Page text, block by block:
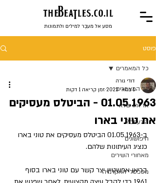
theBeaTles.co.il
מסע אל מעבֶר למילים ולתמונות
פוסט
כל המאמרים
אז זהו שלא
הידעתם?
חיפושונים
מאחורי השירים
מספסלי האקדמיה
כל המאמרים
01.05.1963 - הביטלס מעסיקים
את טוני בארו
דודי גורה
1 במאי 2022
זמן קריאה 1 דקות
ב-01.05.1963 הביטלס מעסיקים את טוני בארו
כנציג העיתונות שלהם.
בריאן אפשטיין יצר קשר עם טוני בארו בסוף